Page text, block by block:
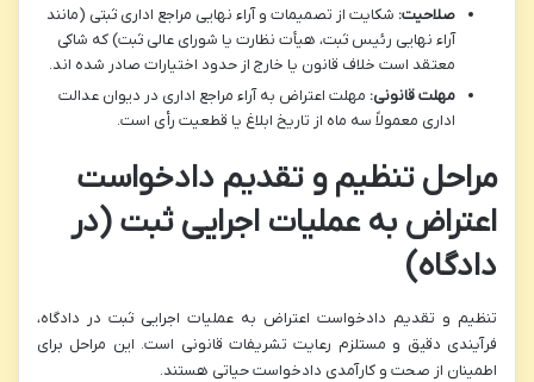
صلاحیت: شکایت از تصمیمات و آراء نهایی مراجع اداری ثبتی (مانند
آراء نهایی رئیس ثبت، هیأت نظارت یا شورای عالی ثبت) که شاکی
معتقد است خلاف قانون یا خارج از حدود اختیارات صادر شده اند.
مهلت قانونی: مهلت اعتراض به آراء مراجع اداری در دیوان عدالت
اداری معمولاً سه ماه از تاریخ ابلاغ یا قطعیت رأی است.
مراحل تنظیم و تقدیم دادخواست
اعتراض به عملیات اجرایی ثبت (در
دادگاه)
تنظیم و تقدیم دادخواست اعتراض به عملیات اجرایی ثبت در دادگاه،
فرآیندی دقیق و مستلزم رعایت تشریفات قانونی است. این مراحل برای
اطمینان از صحت و کارآمدی دادخواست حیاتی هستند.